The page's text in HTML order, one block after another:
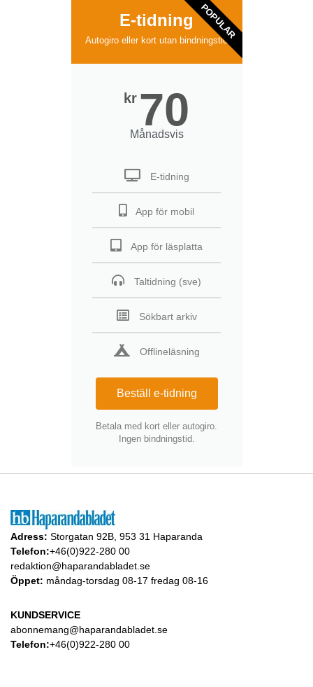
E-tidning
Autogiro eller kort utan bindningstid
kr 70
Månadsvis
E-tidning
App för mobil
App för läsplatta
Taltidning (sve)
Sökbart arkiv
Offlineläsning
Beställ e-tidning
Betala med kort eller autogiro.
Ingen bindningstid.
POPULAR
Adress: Storgatan 92B, 953 31 Haparanda
Telefon:+46(0)922-280 00
redaktion@haparandabladet.se
Öppet: måndag-torsdag 08-17 fredag 08-16
KUNDSERVICE
abonnemang@haparandabladet.se
Telefon:+46(0)922-280 00